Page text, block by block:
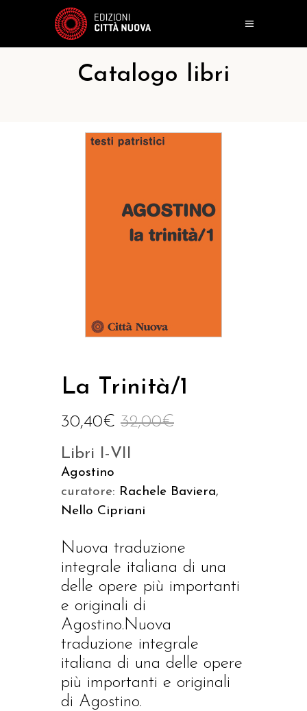
Catalogo libri
La Trinità/1
32,00€
30,40€
Libri I-VII
Agostino
curatore: Rachele Baviera,
Nello Cipriani
Nuova traduzione
integrale italiana di una
delle opere più importanti
e originali di
Agostino.Nuova
traduzione integrale
italiana di una delle opere
più importanti e originali
di Agostino.